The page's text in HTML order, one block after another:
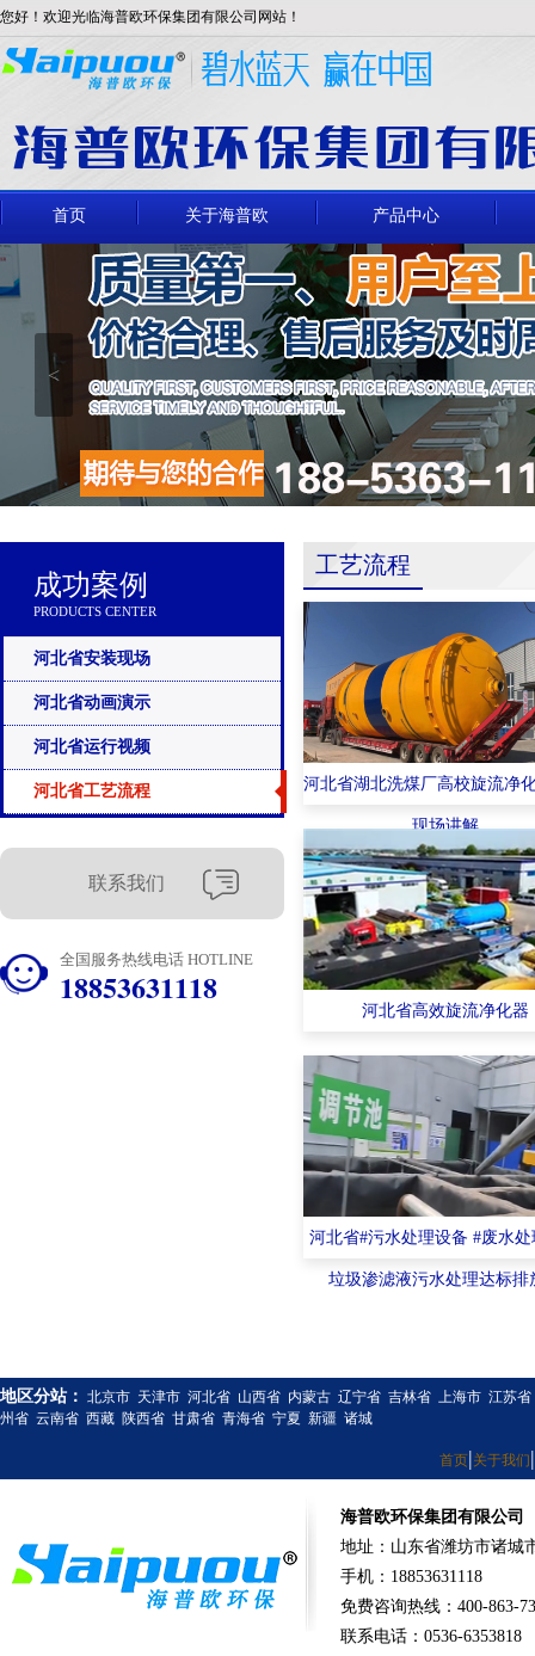
您好！欢迎光临海普欧环保集团有限公司网站！
首页 关于海普欧 产品中心
<
成功案例
PRODUCTS CENTER
河北省安装现场
河北省动画演示
河北省运行视频
河北省工艺流程
联系我们
全国服务热线电话 HOTLINE
18853631118
工艺流程
河北省湖北洗煤厂高校旋流净
现场讲解
河北省高效旋流净化器
河北省#污水处理设备 #废水
垃圾渗滤液污水处理达标排
地区分站： 北京市 天津市 河北省 山西省 内蒙古 辽宁省 吉林省 上海市 江苏省
州省 云南省 西藏 陕西省 甘肃省 青海省 宁夏 新疆 诸城
首页|关于我们|
海普欧环保集团有限公司
地址：山东省潍坊市诸城
手机：18853631118
免费咨询热线：400-863-
联系电话：0536-6353818